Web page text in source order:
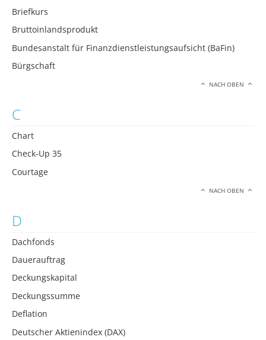
Briefkurs
Bruttoinlandsprodukt
Bundesanstalt für Finanzdienstleistungsaufsicht (BaFin)
Bürgschaft
NACH OBEN
C
Chart
Check-Up 35
Courtage
NACH OBEN
D
Dachfonds
Dauerauftrag
Deckungskapital
Deckungssumme
Deflation
Deutscher Aktienindex (DAX)